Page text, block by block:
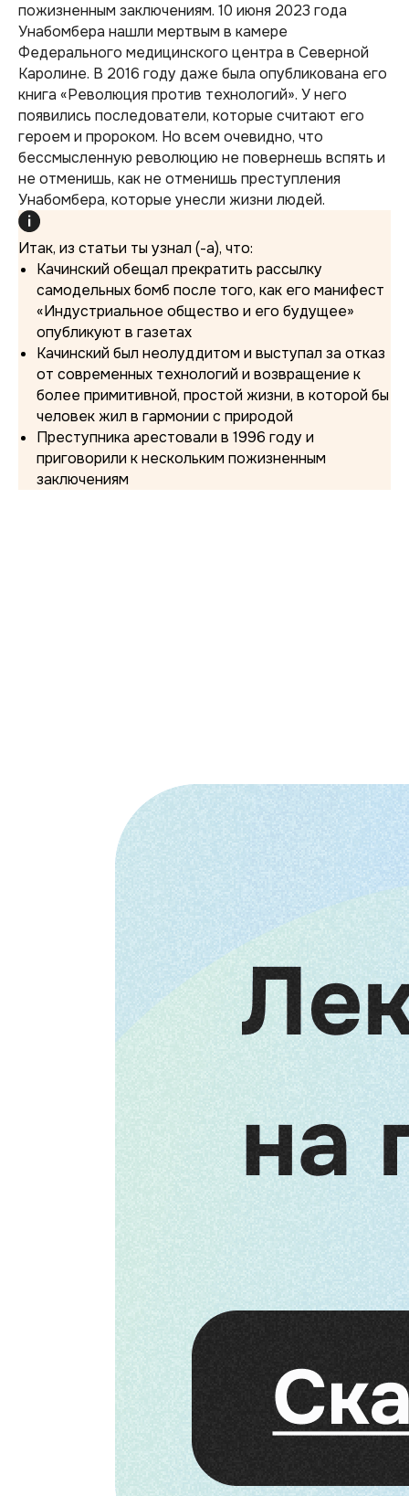
пожизненным заключениям. 10 июня 2023 года
Унабомбера нашли мертвым в камере
Федерального медицинского центра в Северной
Каролине. В 2016 году даже была опубликована его
книга «Революция против технологий». У него
появились последователи, которые считают его
героем и пророком. Но всем очевидно, что
бессмысленную революцию не повернешь вспять и
не отменишь, как не отменишь преступления
Унабомбера, которые унесли жизни людей.
Итак, из статьи ты узнал (-а), что:
Качинский обещал прекратить рассылку
самодельных бомб после того, как его манифест
«Индустриальное общество и его будущее»
опубликуют в газетах
Качинский был неолуддитом и выступал за отказ
от современных технологий и возвращение к
более примитивной, простой жизни, в которой бы
человек жил в гармонии с природой
Преступника арестовали в 1996 году и
приговорили к нескольким пожизненным
заключениям